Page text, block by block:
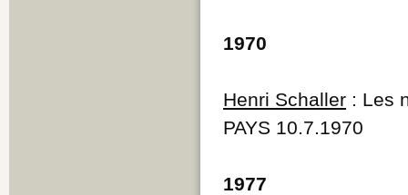
1970
Henri Schaller : Les
PAYS 10.7.1970
1977